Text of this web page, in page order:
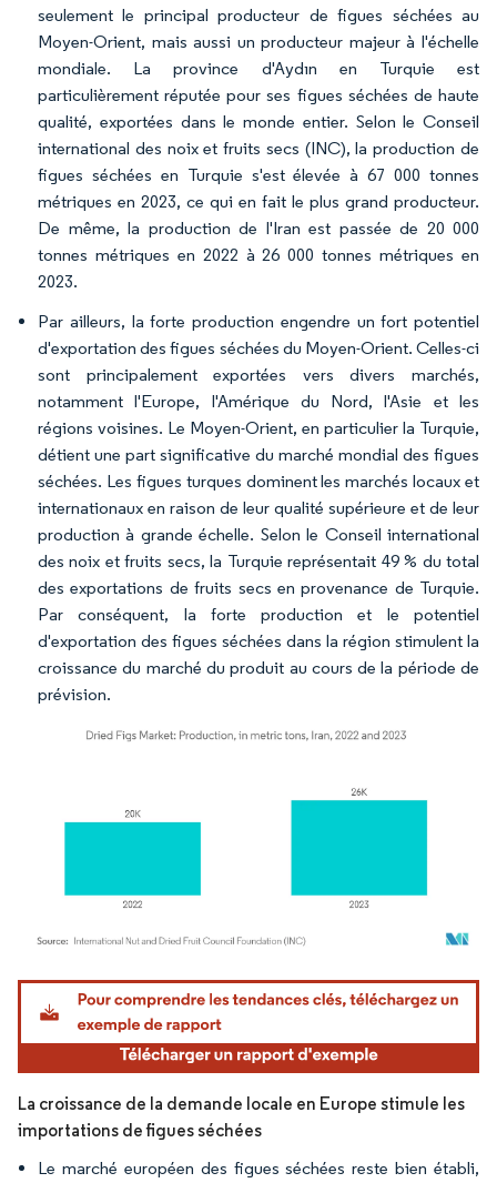
seulement le principal producteur de figues séchées au
Moyen-Orient, mais aussi un producteur majeur à l'échelle
mondiale. La province d'Aydın en Turquie est
particulièrement réputée pour ses figues séchées de haute
qualité, exportées dans le monde entier. Selon le Conseil
international des noix et fruits secs (INC), la production de
figues séchées en Turquie s'est élevée à 67 000 tonnes
métriques en 2023, ce qui en fait le plus grand producteur.
De même, la production de l'Iran est passée de 20 000
tonnes métriques en 2022 à 26 000 tonnes métriques en
2023.
Par ailleurs, la forte production engendre un fort potentiel
d'exportation des figues séchées du Moyen-Orient. Celles-ci
sont principalement exportées vers divers marchés,
notamment l'Europe, l'Amérique du Nord, l'Asie et les
régions voisines. Le Moyen-Orient, en particulier la Turquie,
détient une part significative du marché mondial des figues
séchées. Les figues turques dominent les marchés locaux et
internationaux en raison de leur qualité supérieure et de leur
production à grande échelle. Selon le Conseil international
des noix et fruits secs, la Turquie représentait 49 % du total
des exportations de fruits secs en provenance de Turquie.
Par conséquent, la forte production et le potentiel
d'exportation des figues séchées dans la région stimulent la
croissance du marché du produit au cours de la période de
prévision.
Image © Mordor Intelligence. La réutilisation nécessite une attribution sous CC BY
La croissance de la demande locale en Europe stimule les
importations de figues séchées
Le marché européen des figues séchées reste bien établi,